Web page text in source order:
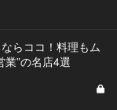
らココ！料理もム
業”の名店4選